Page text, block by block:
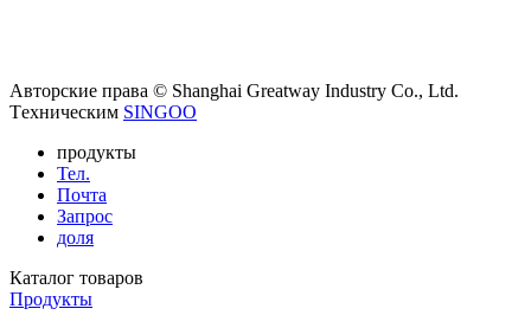
Авторские права © Shanghai Greatway Industry Co., Ltd.
Tехническим SINGOO
продукты
Тел.
Почта
Запрос
доля
Каталог товаров
Продукты